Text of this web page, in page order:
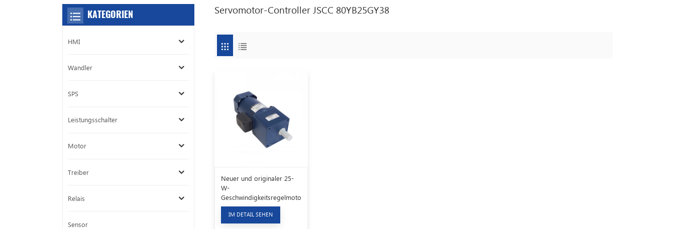
Servomotor-Controller JSCC 80YB25GY38
Neuer und originaler 25-
W-
Geschwindigkeitsregelmotor
JSCC-Servomotor
80YB25GY38
IM DETAIL SEHEN
KATEGORIEN
HMI
Wandler
SPS
Leistungsschalter
Motor
Treiber
Relais
Sensor